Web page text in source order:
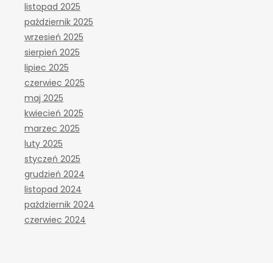
listopad 2025
październik 2025
wrzesień 2025
sierpień 2025
lipiec 2025
czerwiec 2025
maj 2025
kwiecień 2025
marzec 2025
luty 2025
styczeń 2025
grudzień 2024
listopad 2024
październik 2024
czerwiec 2024